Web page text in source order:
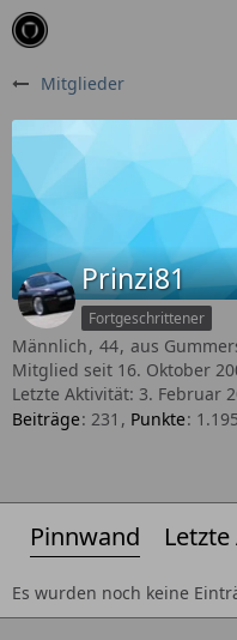
Mitglieder
Prinzi81
Fortgeschrittener
Männlich 44 aus
Mitglied seit 16. Oktober
Letzte Aktivität: 3. Februar
Beiträge 231 Punkte 1.195
Pinnwand
Es wurden noch keine